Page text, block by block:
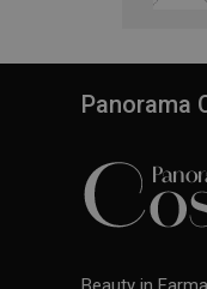
Panorama